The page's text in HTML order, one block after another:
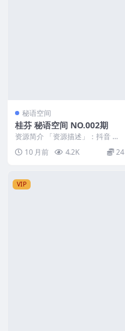
秘语空间
桂芬 秘语空间 NO.002期
资源简介 「资源描述」：抖音 桂
芬 秘语空间 NO.002期 【29P2V】
「...10 月前 4.2K 24
VIP